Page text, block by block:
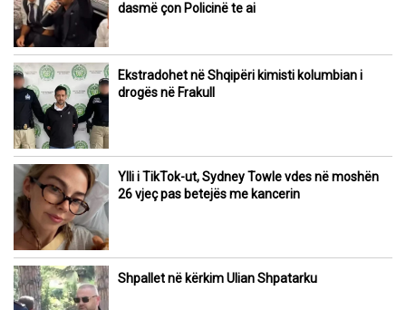
dasmë çon Policinë te ai
Ekstradohet në Shqipëri kimisti kolumbian i
drogës në Frakull
Ylli i TikTok-ut, Sydney Towle vdes në moshën
26 vjeç pas betejës me kancerin
Shpallet në kërkim Ulian Shpatarku